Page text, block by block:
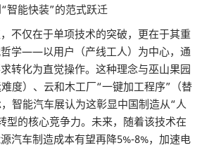
智能快装”的范式跃迁
不仅在于单项技术的突破，更在于其重
学——以用户（产线工人）为中心，通
转化为直觉操作。这种理念与巫山果园
度）、云和木工厂“一键加工程序”（替
智能汽车展认为这彰显中国制造从“人
型的核心竞争力。未来，随着该技术在
汽车制造成本有望再降5%-8%，加速电